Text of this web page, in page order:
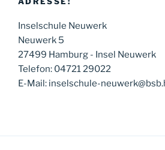
Inselschule Neuwerk
Neuwerk 5
27499 Hamburg - Insel Neuwerk
Telefon: 04721 29022
E-Mail: inselschule-